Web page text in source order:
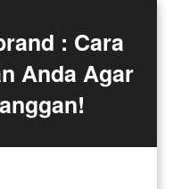
: Cara
Anda Agar